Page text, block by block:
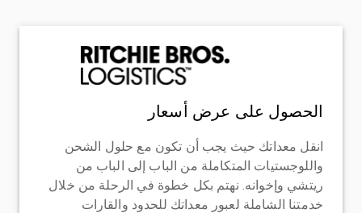
الحصول على عرض أسعار
انقل معداتك حيث يجب أن تكون مع حلول الشحن
واللوجستيات المتكاملة من الباب إلى الباب من
ريتشي وإخوانه. نهتم بكل خطوة في الرحلة من خلال
خدمتنا الشاملة لعبور معداتك للحدود والقارات